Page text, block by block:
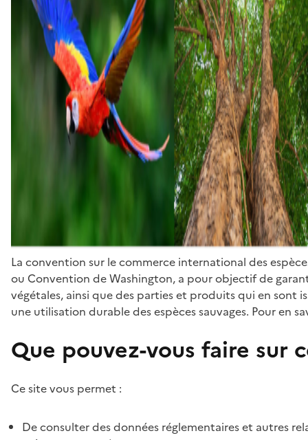
La convention sur le commerce international des
ou Convention de Washington, a pour objectif de
végétales, ainsi que des parties et produits qui en sont
une utilisation durable des espèces sauvages. Pour en
Que pouvez-vous faire sur
Ce site vous permet :
De consulter des données réglementaires et autres